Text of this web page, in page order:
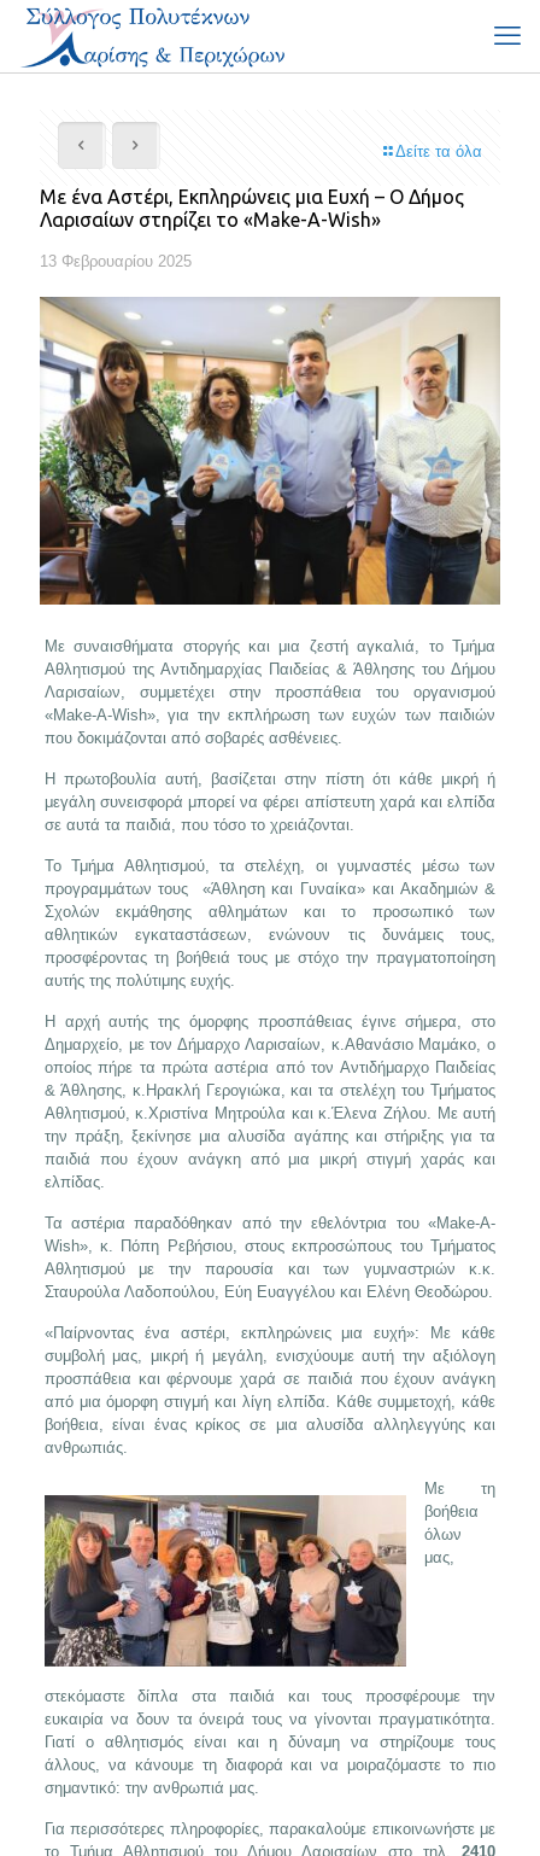
Δείτε τα όλα
Με ένα Αστέρι, Εκπληρώνεις μια Ευχή – Ο Δήμος
Λαρισαίων στηρίζει το «Make-A-Wish»
13 Φεβρουαρίου 2025
Με συναισθήματα στοργής και μια ζεστή αγκαλιά, το Τμήμα
Αθλητισμού της Αντιδημαρχίας Παιδείας & Άθλησης του Δήμου
Λαρισαίων, συμμετέχει στην προσπάθεια του οργανισμού
«Make-A-Wish», για την εκπλήρωση των ευχών των παιδιών
που δοκιμάζονται από σοβαρές ασθένειες.
Η πρωτοβουλία αυτή, βασίζεται στην πίστη ότι κάθε μικρή ή
μεγάλη συνεισφορά μπορεί να φέρει απίστευτη χαρά και ελπίδα
σε αυτά τα παιδιά, που τόσο το χρειάζονται.
Το Τμήμα Αθλητισμού, τα στελέχη, οι γυμναστές μέσω των
προγραμμάτων τους «Άθληση και Γυναίκα» και Ακαδημιών &
Σχολών εκμάθησης αθλημάτων και το προσωπικό των
αθλητικών εγκαταστάσεων, ενώνουν τις δυνάμεις τους,
προσφέροντας τη βοήθειά τους με στόχο την πραγματοποίηση
αυτής της πολύτιμης ευχής.
Η αρχή αυτής της όμορφης προσπάθειας έγινε σήμερα, στο
Δημαρχείο, με τον Δήμαρχο Λαρισαίων, κ.Αθανάσιο Μαμάκο, ο
οποίος πήρε τα πρώτα αστέρια από τον Αντιδήμαρχο Παιδείας
& Άθλησης, κ.Ηρακλή Γερογιώκα, και τα στελέχη του Τμήματος
Αθλητισμού, κ.Χριστίνα Μητρούλα και κ.Έλενα Ζήλου. Με αυτή
την πράξη, ξεκίνησε μια αλυσίδα αγάπης και στήριξης για τα
παιδιά που έχουν ανάγκη από μια μικρή στιγμή χαράς και
ελπίδας.
Τα αστέρια παραδόθηκαν από την εθελόντρια του «Make-A-
Wish», κ. Πόπη Ρεβήσιου, στους εκπροσώπους του Τμήματος
Αθλητισμού με την παρουσία και των γυμναστριών κ.κ.
Σταυρούλα Λαδοπούλου, Εύη Ευαγγέλου και Ελένη Θεοδώρου.
«Παίρνοντας ένα αστέρι, εκπληρώνεις μια ευχή»: Με κάθε
συμβολή μας, μικρή ή μεγάλη, ενισχύουμε αυτή την αξιόλογη
προσπάθεια και φέρνουμε χαρά σε παιδιά που έχουν ανάγκη
από μια όμορφη στιγμή και λίγη ελπίδα. Κάθε συμμετοχή, κάθε
βοήθεια, είναι ένας κρίκος σε μια αλυσίδα αλληλεγγύης και
ανθρωπιάς.
Με τη
βοήθεια
όλων
μας,
στεκόμαστε δίπλα στα παιδιά και τους προσφέρουμε την
ευκαιρία να δουν τα όνειρά τους να γίνονται πραγματικότητα.
Γιατί ο αθλητισμός είναι και η δύναμη να στηρίζουμε τους
άλλους, να κάνουμε τη διαφορά και να μοιραζόμαστε το πιο
σημαντικό: την ανθρωπιά μας.
Για περισσότερες πληροφορίες, παρακαλούμε επικοινωνήστε με
το Τμήμα Αθλητισμού του Δήμου Λαρισαίων στο τηλ.2410